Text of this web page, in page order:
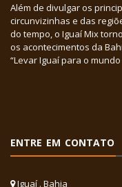
Além de divulgar os
circunvizinhas e das
do tempo, o Iguaí Mix
os acontecimentos da
“Levar Iguaí para o
ENTRE EM CONTATO
Iguaí . Bahia